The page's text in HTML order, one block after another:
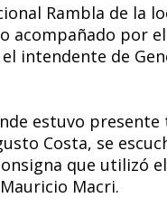
Rambla de la
acompañado por
el intendente de
estuvo
Costa, se
que utilizó
Macri.